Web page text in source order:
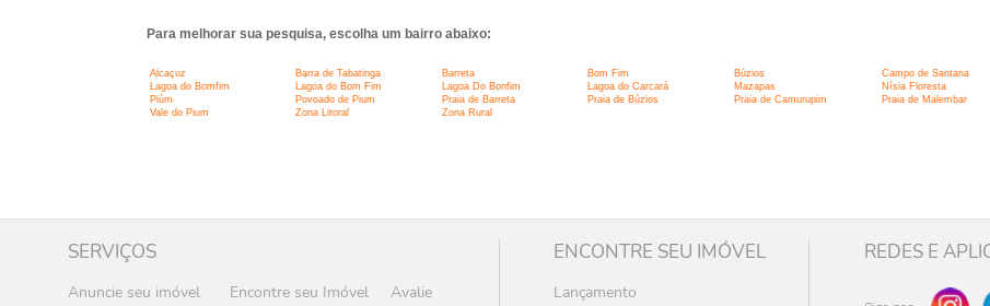
Para melhorar sua pesquisa, escolha um bairro abaixo:
Alcaçuz Barra de Tabatinga Barreta Bom Fim Búzios Campo de Santana
Lagoa do Bomfim
Lagoa do Bom Fim Lagoa Do Bonfim Lagoa do Carcará Mazapas Nísia Floresta
Piúm
Povoado de Pium Praia de Barreta Praia de Búzios Praia de Camurupim Praia de Malembar
Vale do Pium
Zona Litoral Zona Rural
SERVIÇOS
Anuncie seu imóvel Encontre seu Imóvel Avalie
ENCONTRE SEU IMÓVEL
Lançamento
REDES E